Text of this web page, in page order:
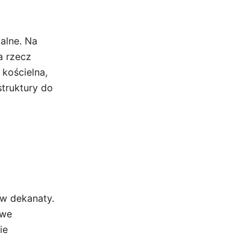
Na
rzecz
do
dekanaty.